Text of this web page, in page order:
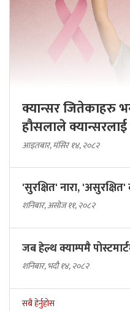
क्यान्सर जितेकाहरु
हौसलाले क्यान्सरलाई
आइतबार, मंसिर १४, २०८२
'सुरक्षित' नारा,
शनिबार, असोज ११, २०८२
जब हेल्थ क्याम्पमै
शनिबार, भदौ १४, २०८२
सबै हेर्नुहोस